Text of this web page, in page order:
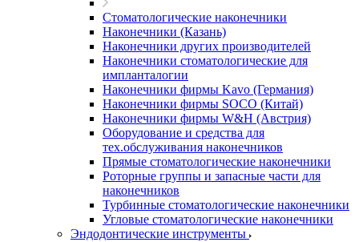
Стоматологические наконечники
Наконечники (Казань)
Наконечники других производителей
Наконечники стоматологические для
импланталогии
Наконечники фирмы Kavo (Германия)
Наконечники фирмы SOCO (Китай)
Наконечники фирмы W&H (Австрия)
Оборудование и средства для
тех.обслуживания наконечников
Прямые стоматологические наконечники
Роторные группы и запасные части для
наконечников
Турбинные стоматологические наконечники
Угловые стоматологические наконечники
Эндодонтические инструменты